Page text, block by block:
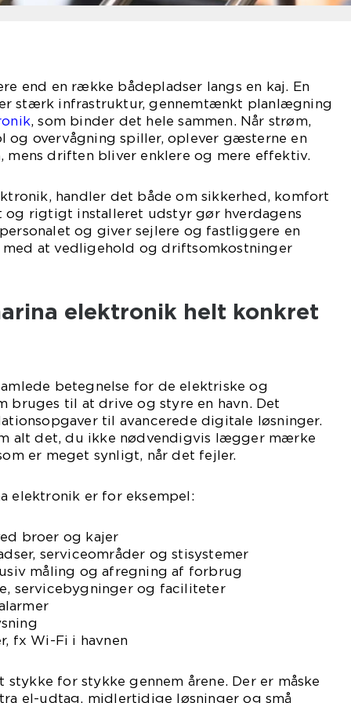
end en række bådepladser langs en kaj. En
stærk infrastruktur, gennemtænkt planlægning
, som binder det hele sammen. Når strøm,
og overvågning spiller, oplever gæsterne en
mens driften bliver enklere og mere effektiv.
handler det både om sikkerhed, komfort
rigtigt installeret udstyr gør hverdagens
og giver sejlere og fastliggere en
at vedligehold og driftsomkostninger
elektronik helt konkret
betegnelse for de elektriske og
bruges til at drive og styre en havn. Det
til avancerede digitale løsninger.
alt det, du ikke nødvendigvis lægger mærke
er meget synligt, når det fejler.
elektronik er for eksempel:
broer og kajer
serviceområder og stisystemer
måling og afregning af forbrug
servicebygninger og faciliteter
fx Wi-Fi i havnen
for stykke gennem årene. Der er måske
el-udtag, midlertidige løsninger og små